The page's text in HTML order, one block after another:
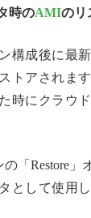
時のAMIのリ
構成後に最
トアされま
時にクラウ
「Restore」
として使用